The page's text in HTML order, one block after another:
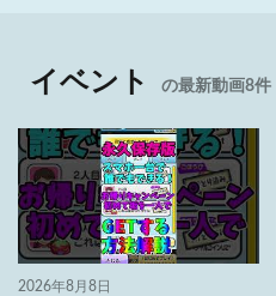
イベント の最新動画8件
2026年8月8日